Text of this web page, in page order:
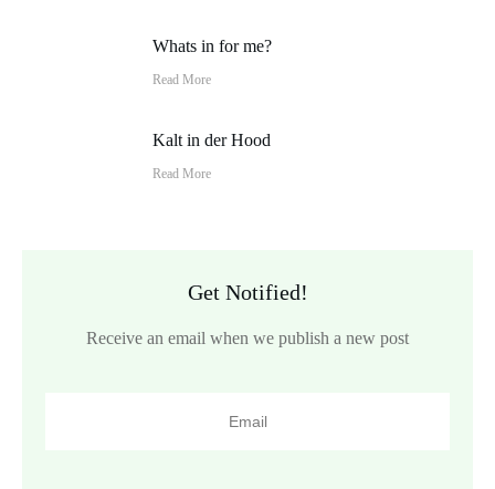
Whats in for me?
Read More
Kalt in der Hood
Read More
Get Notified!
Receive an email when we publish a new post